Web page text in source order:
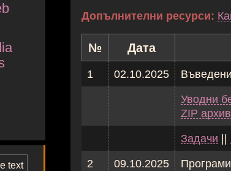
text
Допълнителни ресурси:
№ Дата
1 02.10.2025
Уводни
ZIP
Задачи ||
2 09.10.2025